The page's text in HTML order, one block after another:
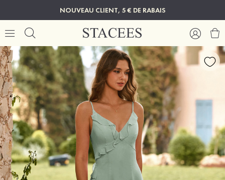
NOUVEAU CLIENT, 5 € DE RABAIS